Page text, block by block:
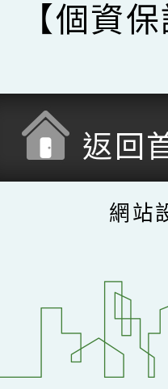
【個資
返回
網站